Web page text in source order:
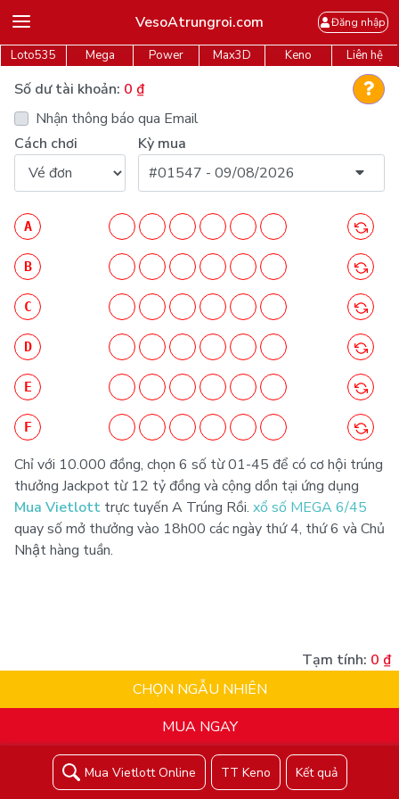
VesoAtrungroi.com Đăng nhập
Loto535 Mega Power Max3D Keno Liên hệ
Số dư tài khoản: 0 ₫
Nhận thông báo qua Email
Cách chơi
Kỳ mua
#01547 - 09/08/2026
A
B
C
D
E
F
Chỉ với 10.000 đồng, chọn 6 số từ 01-45 để có cơ hội trúng
thưởng Jackpot từ 12 tỷ đồng và cộng dồn tại ứng dụng
Mua Vietlott trực tuyến A Trúng Rồi. xổ số MEGA 6/45
quay số mở thưởng vào 18h00 các ngày thứ 4, thứ 6 và Chủ
Nhật hàng tuần.
Tạm tính: 0 ₫
CHỌN NGẪU NHIÊN
MUA NGAY
Mua Vietlott Online TT Keno Kết quả